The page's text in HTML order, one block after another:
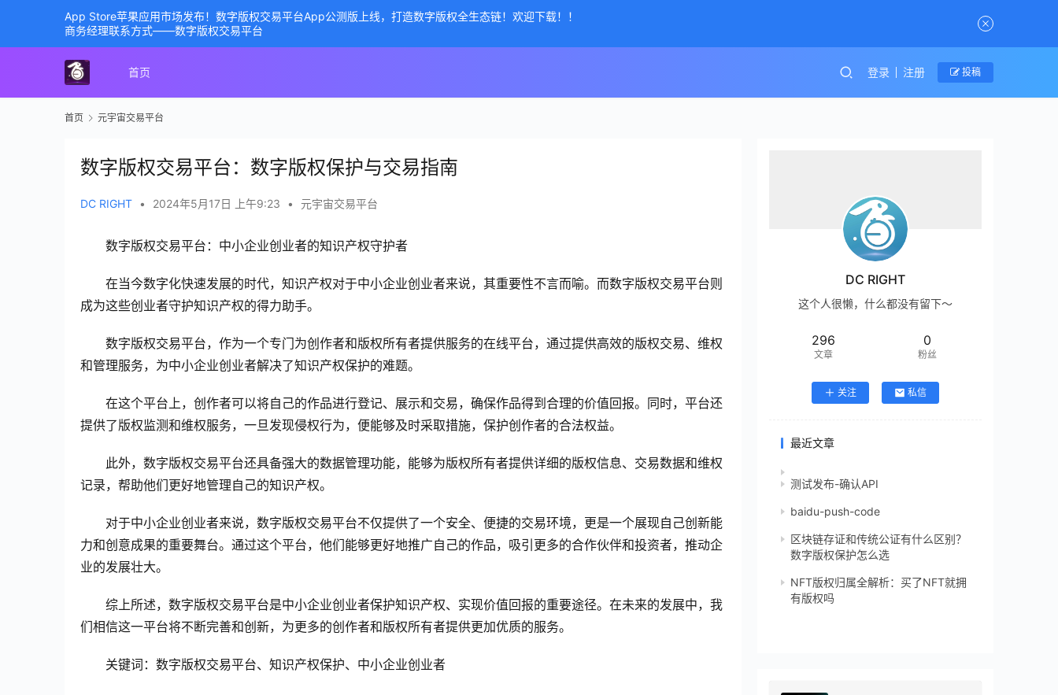
首页 登录 注册 投稿
首页 元宇宙交易平台
数字版权交易平台：数字版权保护与交易指南
DC RIGHT • 2024年5月17日 上午9:23 • 元宇宙交易平台
数字版权交易平台：中小企业创业者的知识产权守护者
在当今数字化快速发展的时代，知识产权对于中小企业创业者来说，其重要性不言而喻。而数字版权交易平台则
成为这些创业者守护知识产权的得力助手。
数字版权交易平台，作为一个专门为创作者和版权所有者提供服务的在线平台，通过提供高效的版权交易、维权
和管理服务，为中小企业创业者解决了知识产权保护的难题。
在这个平台上，创作者可以将自己的作品进行登记、展示和交易，确保作品得到合理的价值回报。同时，平台还
提供了版权监测和维权服务，一旦发现侵权行为，便能够及时采取措施，保护创作者的合法权益。
此外，数字版权交易平台还具备强大的数据管理功能，能够为版权所有者提供详细的版权信息、交易数据和维权
记录，帮助他们更好地管理自己的知识产权。
对于中小企业创业者来说，数字版权交易平台不仅提供了一个安全、便捷的交易环境，更是一个展现自己创新能
力和创意成果的重要舞台。通过这个平台，他们能够更好地推广自己的作品，吸引更多的合作伙伴和投资者，推动企
业的发展壮大。
综上所述，数字版权交易平台是中小企业创业者保护知识产权、实现价值回报的重要途径。在未来的发展中，我
们相信这一平台将不断完善和创新，为更多的创作者和版权所有者提供更加优质的服务。
关键词：数字版权交易平台、知识产权保护、中小企业创业者
DC RIGHT
这个人很懒，什么都没有留下～
296
文章
0
粉丝
关注 私信
最近文章
测试发布-确认API
baidu-push-code
区块链存证和传统公证有什么区别？
数字版权保护怎么选
NFT版权归属全解析：买了NFT就拥
有版权吗
App Store苹果应用市场发布！数字版权交易平台App公测版上线，打造数字版权全生态链！欢迎下载！！
商务经理联系方式——数字版权交易平台